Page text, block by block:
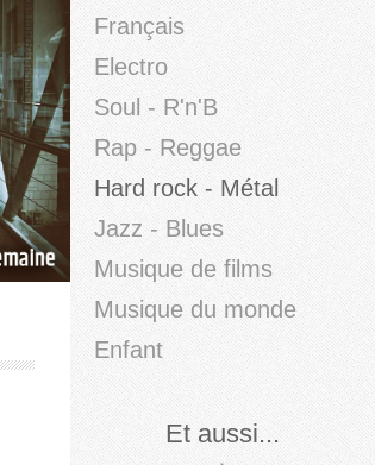
Français
Electro
Soul - R'n'B
Rap - Reggae
Hard rock - Métal
Jazz - Blues
Musique de films
Musique du monde
Enfant
Et aussi...